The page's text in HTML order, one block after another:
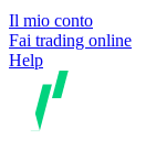
Il mio conto
Fai trading online
Help